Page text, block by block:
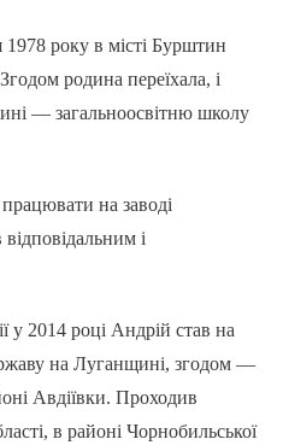
року в місті Бурштин
родина переїхала, і
— загальноосвітню школу
на заводі
і
у 2014 році Андрій став на
на Луганщині, згодом —
Авдіївки. Проходив
в районі Чорнобильської